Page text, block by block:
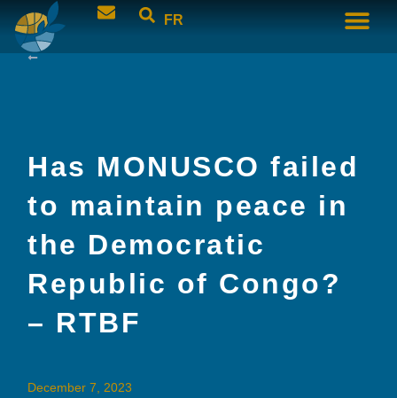
FR
Has MONUSCO failed
to maintain peace in
the Democratic
Republic of Congo?
– RTBF
December 7, 2023